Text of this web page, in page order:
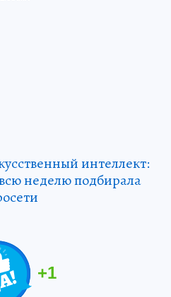
интеллект:
неделю подбирала
+1